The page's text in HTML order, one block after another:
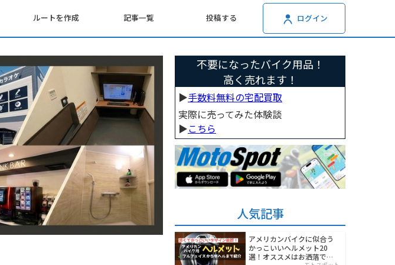
ルートを作成 記事一覧 投稿する ログイン
不要になったバイク用品！
高く売れます！
▶︎手数料無料の宅配買取
実際に売ってみた体験談
▶︎こちら
人気記事
アメリカンバイクに似合う
かっこいいヘルメット20
選！オススメはお洒落でワ